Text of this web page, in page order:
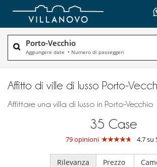
Porto-Vecchio
Aggiungere date • Numero di passeggeri
Affitto di ville di lusso Porto-
Affittare una villa di lusso in Porto-Vecchio
35 Case
79 opinioni 4.7 su
Rilevanza Prezzo